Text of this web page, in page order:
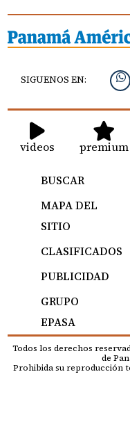
SIGUENOS EN:
videos premium
BUSCAR
MAPA DEL
SITIO
CLASIFICADOS
PUBLICIDAD
GRUPO
EPASA
Todos los derechos
de
Prohibida su reproducción